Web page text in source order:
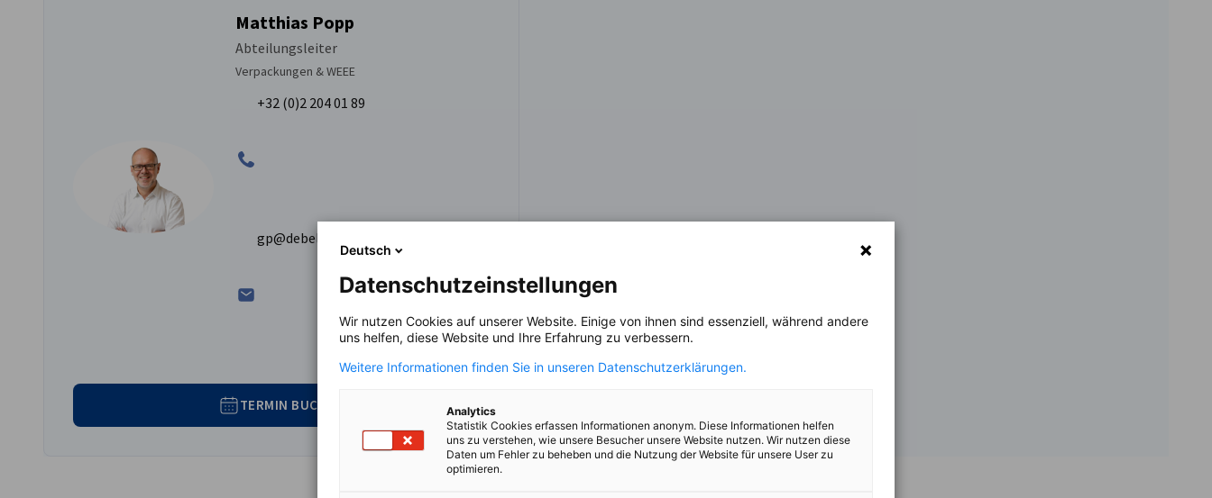
Matthias Popp
Abteilungsleiter
Verpackungen & WEEE
+32 (0)2 204 01 89
gp@debelux.org
TERMIN BUCHEN
Deutsch
Datenschutzeinstellungen
Wir nutzen Cookies auf unserer Website. Einige von ihnen sind essenziell, während andere
uns helfen, diese Website und Ihre Erfahrung zu verbessern.
Weitere Informationen finden Sie in unseren Datenschutzerklärungen.
Analytics
Statistik Cookies erfassen Informationen anonym. Diese Informationen helfen
uns zu verstehen, wie unsere Besucher unsere Website nutzen. Wir nutzen diese
Daten um Fehler zu beheben und die Nutzung der Website für unsere User zu
optimieren.